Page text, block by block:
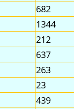
682
1344
212
637
263
23
439